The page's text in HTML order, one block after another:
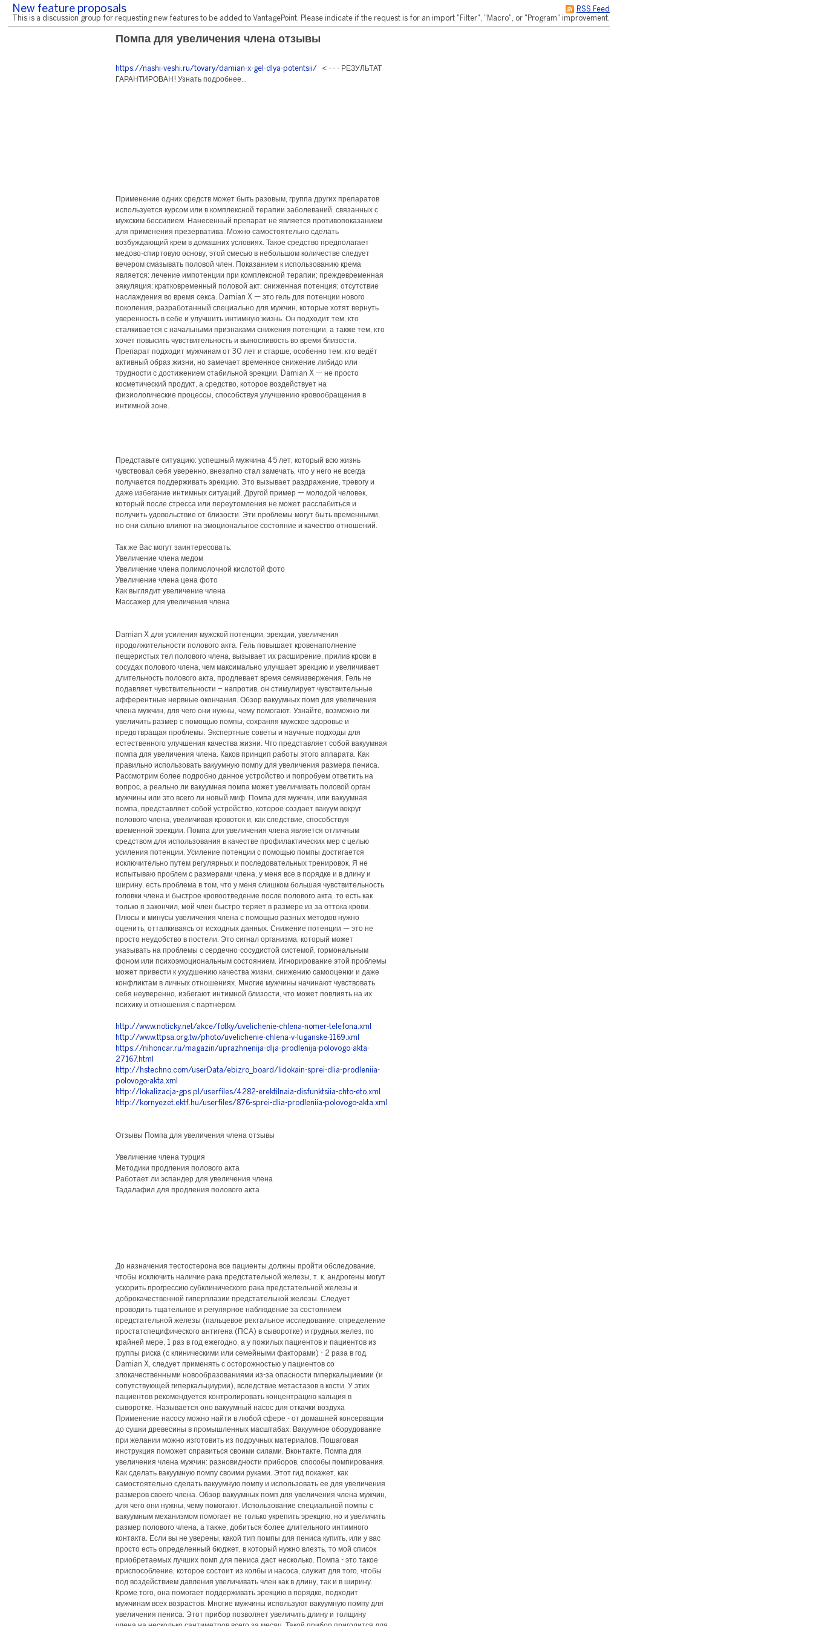
RSS Feed
New feature proposals
This is a discussion group for requesting new features to be added to VantagePoint. Please indicate if the request is for an import "Filter", "Macro", or "Program" improvement.
Помпа для увеличения члена отзывы
https://nashi-veshi.ru/tovary/damian-x-gel-dlya-potentsii/ < - - - РЕЗУЛЬТАТ
ГАРАНТИРОВАН! Узнать подробнее...
Применение одних средств может быть разовым, группа других препаратов
используется курсом или в комплексной терапии заболеваний, связанных с
мужским бессилием. Нанесенный препарат не является противопоказанием
для применения презерватива. Можно самостоятельно сделать
возбуждающий крем в домашних условиях. Такое средство предполагает
медово-спиртовую основу, этой смесью в небольшом количестве следует
вечером смазывать половой член. Показанием к использованию крема
является: лечение импотенции при комплексной терапии; преждевременная
эякуляция; кратковременный половой акт; сниженная потенция; отсутствие
наслаждения во время секса. Damian X — это гель для потенции нового
поколения, разработанный специально для мужчин, которые хотят вернуть
уверенность в себе и улучшить интимную жизнь. Он подходит тем, кто
сталкивается с начальными признаками снижения потенции, а также тем, кто
хочет повысить чувствительность и выносливость во время близости.
Препарат подходит мужчинам от 30 лет и старше, особенно тем, кто ведёт
активный образ жизни, но замечает временное снижение либидо или
трудности с достижением стабильной эрекции. Damian X — не просто
косметический продукт, а средство, которое воздействует на
физиологические процессы, способствуя улучшению кровообращения в
интимной зоне.
Представьте ситуацию: успешный мужчина 45 лет, который всю жизнь
чувствовал себя уверенно, внезапно стал замечать, что у него не всегда
получается поддерживать эрекцию. Это вызывает раздражение, тревогу и
даже избегание интимных ситуаций. Другой пример — молодой человек,
который после стресса или переутомления не может расслабиться и
получить удовольствие от близости. Эти проблемы могут быть временными,
но они сильно влияют на эмоциональное состояние и качество отношений.
Так же Вас могут заинтересовать:
Увеличение члена медом
Увеличение члена полимолочной кислотой фото
Увеличение члена цена фото
Как выглядит увеличение члена
Массажер для увеличения члена
Damian X для усиления мужской потенции, эрекции, увеличения
продолжительности полового акта. Гель повышает кровенаполнение
пещеристых тел полового члена, вызывает их расширение, прилив крови в
сосудах полового члена, чем максимально улучшает эрекцию и увеличивает
длительность полового акта, продлевает время семяизвержения. Гель не
подавляет чувствительности – напротив, он стимулирует чувствительные
афферентные нервные окончания. Обзор вакуумных помп для увеличения
члена мужчин, для чего они нужны, чему помогают. Узнайте, возможно ли
увеличить размер с помощью помпы, сохраняя мужское здоровье и
предотвращая проблемы. Экспертные советы и научные подходы для
естественного улучшения качества жизни. Что представляет собой вакуумная
помпа для увеличения члена. Каков принцип работы этого аппарата. Как
правильно использовать вакуумную помпу для увеличения размера пениса.
Рассмотрим более подробно данное устройство и попробуем ответить на
вопрос, а реально ли вакуумная помпа может увеличивать половой орган
мужчины или это всего ли новый миф. Помпа для мужчин, или вакуумная
помпа, представляет собой устройство, которое создает вакуум вокруг
полового члена, увеличивая кровоток и, как следствие, способствуя
временной эрекции. Помпа для увеличения члена является отличным
средством для использования в качестве профилактических мер с целью
усиления потенции. Усиление потенции с помощью помпы достигается
исключительно путем регулярных и последовательных тренировок. Я не
испытываю проблем с размерами члена, у меня все в порядке и в длину и
ширину, есть проблема в том, что у меня слишком большая чувствительность
головки члена и быстрое кровоотведение после полового акта, то есть как
только я закончил, мой член быстро теряет в размере из за оттока крови.
Плюсы и минусы увеличения члена с помощью разных методов нужно
оценить, отталкиваясь от исходных данных. Снижение потенции — это не
просто неудобство в постели. Это сигнал организма, который может
указывать на проблемы с сердечно-сосудистой системой, гормональным
фоном или психоэмоциональным состоянием. Игнорирование этой проблемы
может привести к ухудшению качества жизни, снижению самооценки и даже
конфликтам в личных отношениях. Многие мужчины начинают чувствовать
себя неуверенно, избегают интимной близости, что может повлиять на их
психику и отношения с партнёром.
http://www.noticky.net/akce/fotky/uvelichenie-chlena-nomer-telefona.xml
http://www.ttpsa.org.tw/photo/uvelichenie-chlena-v-luganske-1169.xml
https://nihoncar.ru/magazin/uprazhnenija-dlja-prodlenija-polovogo-akta-
27167.html
http://hstechno.com/userData/ebizro_board/lidokain-sprei-dlia-prodleniia-
polovogo-akta.xml
http://lokalizacja-gps.pl/userfiles/4282-erektilnaia-disfunktsiia-chto-eto.xml
http://kornyezet.ektf.hu/userfiles/876-sprei-dlia-prodleniia-polovogo-akta.xml
Отзывы Помпа для увеличения члена отзывы
Увеличение члена турция
Методики продления полового акта
Работает ли эспандер для увеличения члена
Тадалафил для продления полового акта
До назначения тестостерона все пациенты должны пройти обследование,
чтобы исключить наличие рака предстательной железы, т. к. андрогены могут
ускорить прогрессию субклинического рака предстательной железы и
доброкачественной гиперплазии предстательной железы. Следует
проводить тщательное и регулярное наблюдение за состоянием
предстательной железы (пальцевое ректальное исследование, определение
простатспецифического антигена (ПСА) в сыворотке) и грудных желез, по
крайней мере, 1 раз в год ежегодно, а у пожилых пациентов и пациентов из
группы риска (с клиническими или семейными факторами) - 2 раза в год.
Damian X, следует применять с осторожностью у пациентов со
злокачественными новообразованиями из-за опасности гиперкальциемии (и
сопутствующей гиперкальциурии), вследствие метастазов в кости. У этих
пациентов рекомендуется контролировать концентрацию кальция в
сыворотке. Называется оно вакуумный насос для откачки воздуха
Применение насосу можно найти в любой сфере - от домашней консервации
до сушки древесины в промышленных масштабах. Вакуумное оборудование
при желании можно изготовить из подручных материалов. Пошаговая
инструкция поможет справиться своими силами. Вконтакте. Помпа для
увеличения члена мужчин: разновидности приборов, способы помпирования.
Как сделать вакуумную помпу своими руками. Этот гид покажет, как
самостоятельно сделать вакуумную помпу и использовать ее для увеличения
размеров своего члена. Обзор вакуумных помп для увеличения члена мужчин,
для чего они нужны, чему помогают. Использование специальной помпы с
вакуумным механизмом помогает не только укрепить эрекцию, но и увеличить
размер полового члена, а также, добиться более длительного интимного
контакта. Если вы не уверены, какой тип помпы для пениса купить, или у вас
просто есть определенный бюджет, в который нужно влезть, то мой список
приобретаемых лучших помп для пениса даст несколько. Помпа - это такое
приспособление, которое состоит из колбы и насоса, служит для того, чтобы
под воздействием давления увеличивать член как в длину, так и в ширину.
Кроме того, она помогает поддерживать эрекцию в порядке, подходит
мужчинам всех возрастов. Многие мужчины используют вакуумную помпу для
увеличения пениса. Этот прибор позволяет увеличить длину и толщину